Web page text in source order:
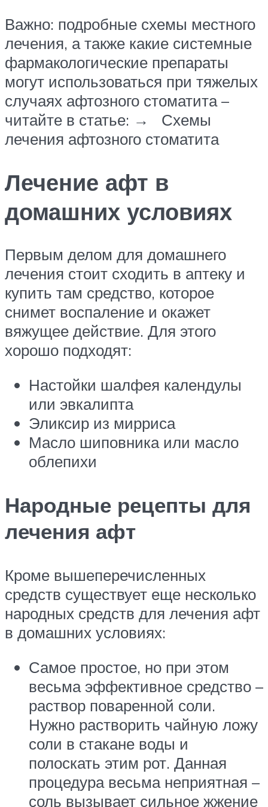
Важно: подробные схемы местного
лечения, а также какие системные
фармакологические препараты
могут использоваться при тяжелых
случаях афтозного стоматита –
читайте в статье: → Схемы
лечения афтозного стоматита
Лечение афт в
домашних условиях
Первым делом для домашнего
лечения стоит сходить в аптеку и
купить там средство, которое
снимет воспаление и окажет
вяжущее действие. Для этого
хорошо подходят:
Настойки шалфея календулы
или эвкалипта
Эликсир из мирриса
Масло шиповника или масло
облепихи
Народные рецепты для
лечения афт
Кроме вышеперечисленных
средств существует еще несколько
народных средств для лечения афт
в домашних условиях:
Самое простое, но при этом
весьма эффективное средство –
раствор поваренной соли.
Нужно растворить чайную ложу
соли в стакане воды и
полоскать этим рот. Данная
процедура весьма неприятная –
соль вызывает сильное жжение